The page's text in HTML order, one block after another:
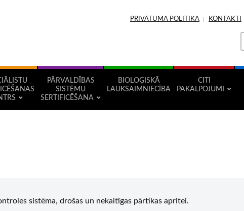
PRIVĀTUMA POLITIKA KONTAKTI
PĀRVALDĪBAS
SISTĒMU
SERTIFICĒŠANA
BIOLOĢISKĀ
LAUKSAIMNIECĪBA
CITI
PAKALPOJUMI
sistēma, drošas un nekaitīgas pārtikas apritei.